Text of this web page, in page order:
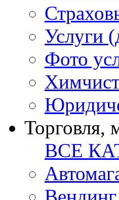
Услуги
Фото
Торговля,
ВСЕ